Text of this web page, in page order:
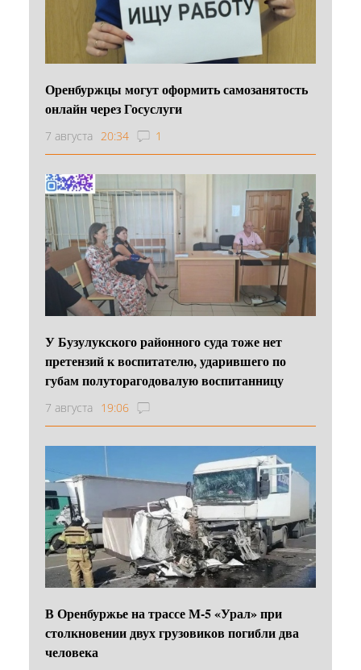
Оренбуржцы могут оформить самозанятость
онлайн через Госуслуги
7 августа 20:34 1
У Бузулукского районного суда тоже нет
претензий к воспитателю, ударившего по
губам полуторагодовалую воспитанницу
7 августа 19:06
В Оренбуржье на трассе М-5 «Урал» при
столкновении двух грузовиков погибли два
человека